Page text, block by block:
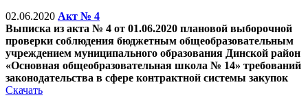
02.06.2020 Акт № 4
Выписка из акта № 4 от 01.06.2020 плановой выборочной
проверки соблюдения бюджетным общеобразовательным
учреждением муниципального образования Динской район
«Основная общеобразовательная школа № 14» требований
законодательства в сфере контрактной системы закупок
Скачать